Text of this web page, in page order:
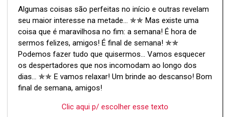
Algumas coisas são perfeitas no início e outras revelam
seu maior interesse na metade... ✯✯ Mas existe uma
coisa que é maravilhosa no fim: a semana! É hora de
sermos felizes, amigos! É final de semana! ✯✯
Podemos fazer tudo que quisermos... Vamos esquecer
os despertadores que nos incomodam ao longo dos
dias... ✯✯ E vamos relaxar! Um brinde ao descanso! Bom
final de semana, amigos!
Clic aqui p/ escolher esse texto